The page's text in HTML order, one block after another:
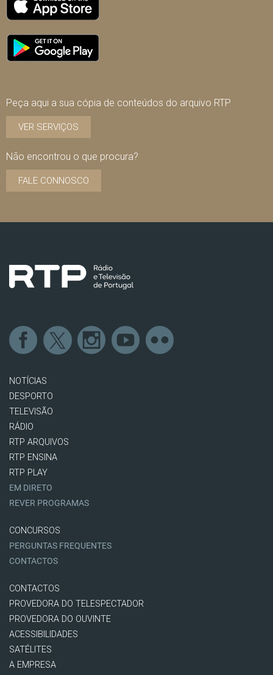
Peça aqui a sua cópia de conteúdos do arquivo RTP
VER SERVIÇOS
Não encontrou o que procura?
FALE CONNOSCO
NOTÍCIAS
DESPORTO
TELEVISÃO
RÁDIO
RTP ARQUIVOS
RTP ENSINA
RTP PLAY
EM DIRETO
REVER PROGRAMAS
CONCURSOS
PERGUNTAS FREQUENTES
CONTACTOS
CONTACTOS
PROVEDORA DO TELESPECTADOR
PROVEDORA DO OUVINTE
ACESSIBILIDADES
SATÉLITES
A EMPRESA